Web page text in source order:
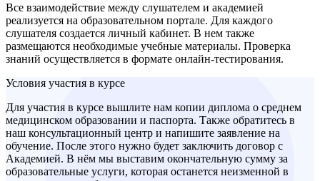
Все взаимодействие между слушателем и академией
реализуется на образовательном портале. Для каждого
слушателя создается личный кабинет. В нем также
размещаются необходимые учебные материалы. Проверка
знаний осуществляется в формате онлайн-тестирования.
Условия участия в курсе
Для участия в курсе вышлите нам копии диплома о среднем
медицинском образовании и паспорта. Также обратитесь в
наш консультационный центр и напишите заявление на
обучение. После этого нужно будет заключить договор с
Академией. В нём мы выставим окончательную сумму за
образовательные услуги, которая останется неизменной в